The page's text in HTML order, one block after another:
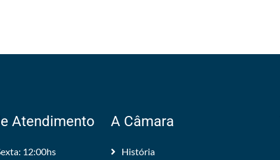
Atendimento
12:00hs
A Câmara
História